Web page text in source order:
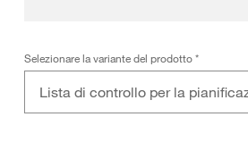
Selezionare la variante del prodotto*